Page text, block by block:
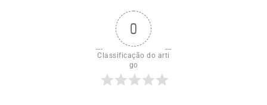
0
Classificação do arti
go